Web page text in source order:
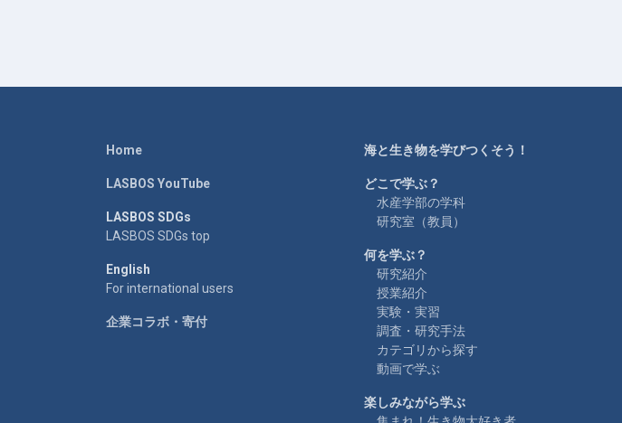
Home
LASBOS YouTube
LASBOS SDGs
LASBOS SDGs top
English
For international users
企業コラボ・寄付
海と生き物を学びつくそう！
どこで学ぶ？
水産学部の学科
研究室（教員）
何を学ぶ？
研究紹介
授業紹介
実験・実習
調査・研究手法
カテゴリから探す
動画で学ぶ
楽しみながら学ぶ